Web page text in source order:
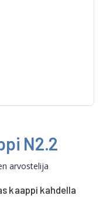
N2.2
arvostelija
kaappi kahdella